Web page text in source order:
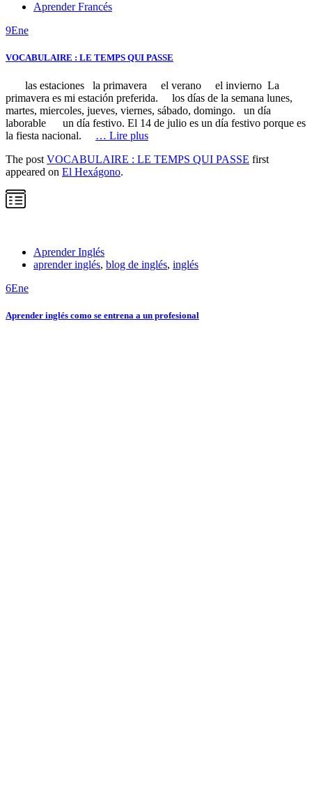
Aprender Francés
9Ene
VOCABULAIRE : LE TEMPS QUI PASSE
las estaciones la primavera el verano el invierno La
primavera es mi estación preferida. los días de la semana lunes,
martes, miercoles, jueves, viernes, sábado, domingo. un día
laborable un día festivo. El 14 de julio es un día festivo porque es
la fiesta nacional. … Lire plus
The post VOCABULAIRE : LE TEMPS QUI PASSE first
appeared on El Hexágono.
Aprender Inglés
aprender inglés, blog de inglés, inglés
6Ene
Aprender inglés como se entrena a un profesional